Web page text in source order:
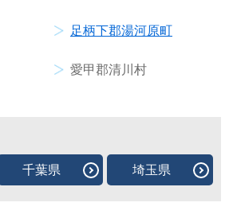
足柄下郡湯河原町
愛甲郡清川村
千葉県 埼玉県